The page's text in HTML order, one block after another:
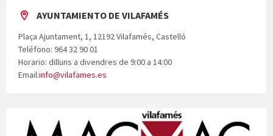
AYUNTAMIENTO DE VILAFAMÉS
Plaça Ajuntament, 1, 12192 Vilafamés, Castelló
Teléfono: 964 32 90 01
Horario: dilluns a divendres de 9:00 a 14:00
Email:info@vilafames.es